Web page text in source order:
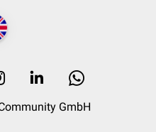
GmbH